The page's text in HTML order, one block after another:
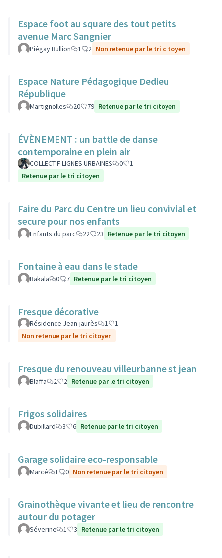
Espace foot au square des tout petits
avenue Marc Sangnier
Piégay Bullion 1 2 Non retenue par le tri citoyen
Espace Nature Pédagogique Dedieu
République
Martignolles 20 79 Retenue par le tri citoyen
ÉVÈNEMENT : un battle de danse
contemporaine en plein air
COLLECTIF LIGNES URBAINES 0
1
Retenue par le tri citoyen
Faire du Parc du Centre un lieu convivial et
secure pour nos enfants
Enfants du parc 22 23 Retenue par le tri citoyen
Fontaine à eau dans le stade
Bakala 0 7 Retenue par le tri citoyen
Fresque décorative
Résidence Jean-jaurès 1
1
Non retenue par le tri citoyen
Fresque du renouveau villeurbanne st jean
Blaffa 2 2 Retenue par le tri citoyen
Frigos solidaires
Dubillard 3 6 Retenue par le tri citoyen
Garage solidaire eco-responsable
Marcé 1 0 Non retenue par le tri citoyen
Grainothèque vivante et lieu de rencontre
autour du potager
Séverine 1 3 Retenue par le tri citoyen